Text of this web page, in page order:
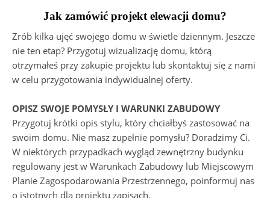
Jak zamówić projekt elewacji domu?
Zrób kilka ujęć swojego domu w świetle dziennym. Jeszcze
nie ten etap? Przygotuj wizualizację domu, którą
otrzymałeś przy zakupie projektu lub skontaktuj się z nami
w celu przygotowania indywidualnej oferty.
OPISZ SWOJE POMYSŁY I WARUNKI ZABUDOWY
Przygotuj krótki opis stylu, który chciałbyś zastosować na
swoim domu. Nie masz zupełnie pomysłu? Doradzimy Ci.
W niektórych przypadkach wygląd zewnętrzny budynku
regulowany jest w Warunkach Zabudowy lub Miejscowym
Planie Zagospodarowania Przestrzennego, poinformuj nas
o istotnych dla projektu zapisach.